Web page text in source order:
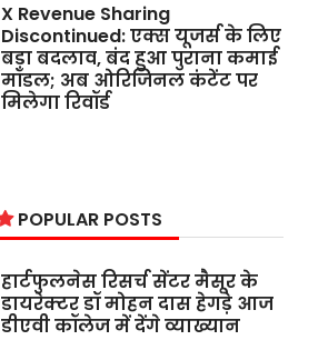
X Revenue Sharing
Discontinued: एक्स यूजर्स के लिए
बड़ा बदलाव, बंद हुआ पुराना कमाई
मॉडल; अब ओरिजिनल कंटेंट पर
मिलेगा रिवॉर्ड
POPULAR POSTS
हार्टफुलनेस रिसर्च सेंटर मैसूर के
डायरेक्टर डॉ मोहन दास हेगड़े आज
डीएवी कॉलेज में देंगे व्याख्यान